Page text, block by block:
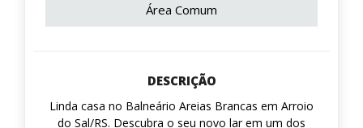
Área Comum
DESCRIÇÃO
Linda casa no Balneário Areias Brancas em Arroio
do Sal/RS. Descubra o seu novo lar em um dos